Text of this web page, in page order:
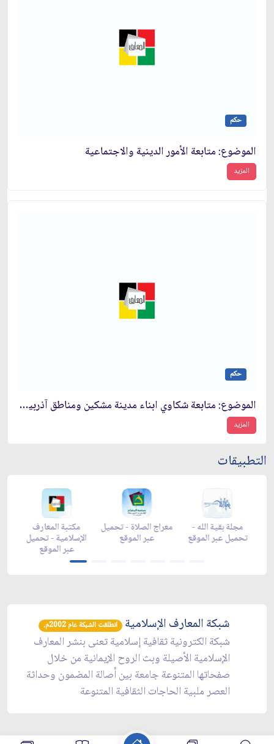
حكم
الموضوع: متابعة الأمور الدينية والاجتماعية
المزيد
حكم
الموضوع: متابعة شكاوي ابناء مدينة مشكين ومناطق آذربيجان الشرقية والغربية
المزيد
التطبيقات
مكتبة المعارف
الإسلامية - تحميل
عبر الموقع
معراج الصلاة - تحميل
عبر الموقع
مجلة بقية الله -
تحميل عبر الموقع
شبكة المعارف الإسلامية انطلقت الشبكة عام 2002م.
شبكة الكترونية ثقافية إسلامية تعنى بنشر المعارف
الإسلامية الأصيلة وبث الروح الإيمانية من خلال
صفحاتها المتنوعة جامعة بين أصالة المضمون وحداثة
العصر ملبية الحاجات الثقافية المتنوعة